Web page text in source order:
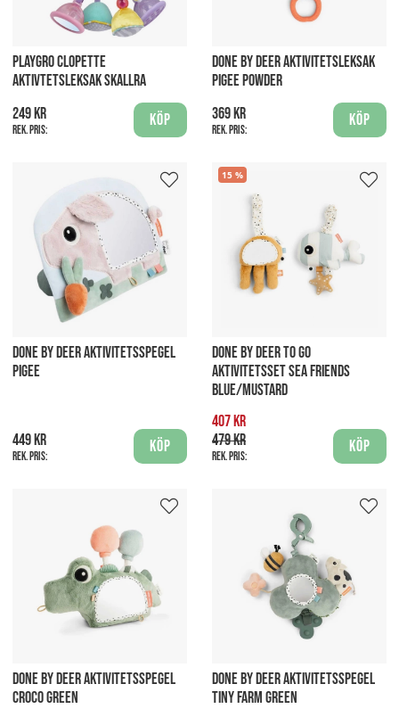
PLAYGRO CLOPETTE
AKTIVTETSLEKSAK SKALLRA
249 kr
Rek. pris:
Köp
DONE BY DEER AKTIVITETSLEKSAK
PIGEE POWDER
369 kr
Rek. pris:
Köp
DONE BY DEER AKTIVITETSSPEGEL
PIGEE
449 kr
Rek. pris:
Köp
15
DONE BY DEER TO GO
AKTIVITETSSET SEA FRIENDS
BLUE/MUSTARD
407 kr
479 kr
Rek. pris:
Köp
DONE BY DEER AKTIVITETSSPEGEL
CROCO GREEN
DONE BY DEER AKTIVITETSSPEGEL
TINY FARM GREEN